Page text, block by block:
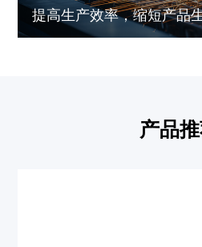
提高生产效率，缩短产品
产品